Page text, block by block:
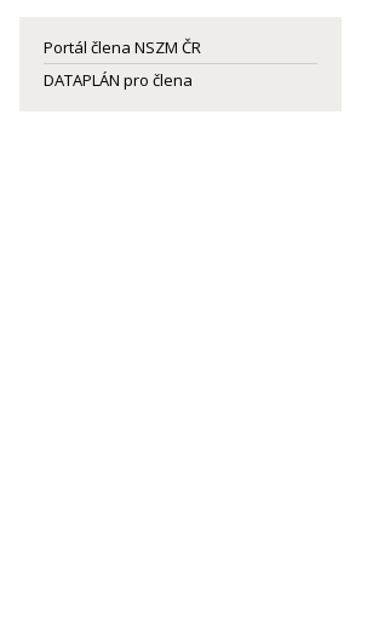
Portál člena NSZM ČR
DATAPLÁN pro člena